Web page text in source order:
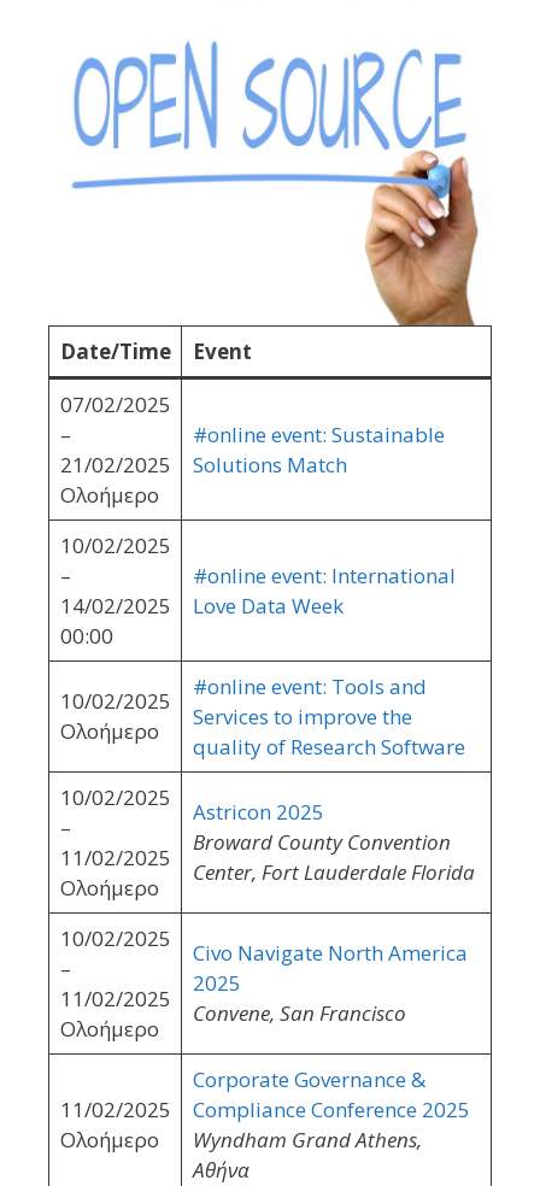
Date/Time
Event
07/02/2025
–
21/02/2025
Ολοήμερο
#online event: Sustainable
Solutions Match
10/02/2025
–
14/02/2025
00:00
#online event: International
Love Data Week
10/02/2025
Ολοήμερο
#online event: Tools and
Services to improve the
quality of Research Software
10/02/2025
–
11/02/2025
Ολοήμερο
Astricon 2025
Broward County Convention
Center, Fort Lauderdale Florida
10/02/2025
–
11/02/2025
Ολοήμερο
Civo Navigate North America
2025
Convene, San Francisco
11/02/2025
Ολοήμερο
Corporate Governance &
Compliance Conference 2025
Wyndham Grand Athens,
Αθήνα